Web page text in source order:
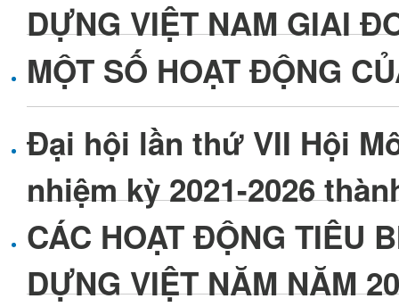
DỰNG VIỆT NAM GIAI
MỘT SỐ HOẠT ĐỘNG
Đại hội lần thứ VII Hội
nhiệm kỳ 2021-2026
CÁC HOẠT ĐỘNG TIÊU
DỰNG VIỆT NĂM NĂM